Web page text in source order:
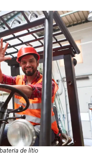
de lítio